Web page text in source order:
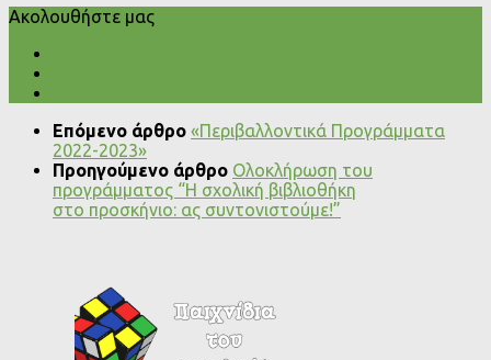
Ακολουθήστε μας
Επόμενο άρθρο «Περιβαλλοντικά Προγράμματα
2022-2023»
Προηγούμενο άρθρο Ολοκλήρωση του
προγράμματος “Η σχολική βιβλιοθήκη
στο προσκήνιο: ας συντονιστούμε!”